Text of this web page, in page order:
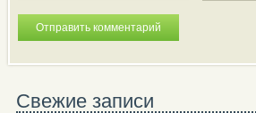
Свежие записи